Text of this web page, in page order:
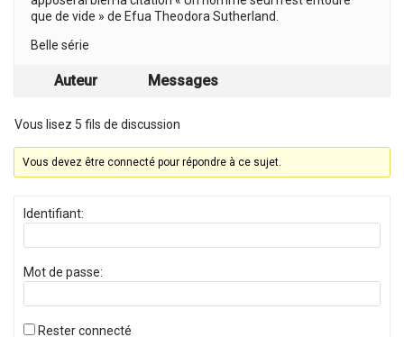
que de vide » de Efua Theodora Sutherland.
Belle série
Auteur Messages
Vous lisez 5 fils de discussion
Vous devez être connecté pour répondre à ce sujet.
Identifiant:
Mot de passe:
Rester connecté